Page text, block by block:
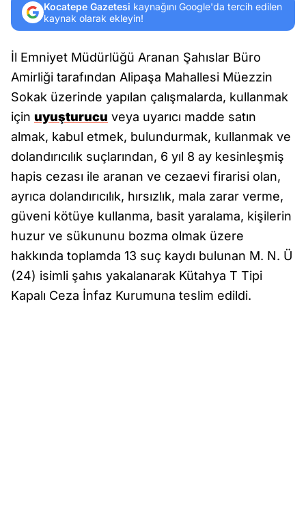
Kocatepe Gazetesi kaynağını Google'da tercih edilen
kaynak olarak ekleyin!
İl Emniyet Müdürlüğü Aranan Şahıslar Büro
Amirliği tarafından Alipaşa Mahallesi Müezzin
Sokak üzerinde yapılan çalışmalarda, kullanmak
için uyuşturucu veya uyarıcı madde satın
almak, kabul etmek, bulundurmak, kullanmak ve
dolandırıcılık suçlarından, 6 yıl 8 ay kesinleşmiş
hapis cezası ile aranan ve cezaevi firarisi olan,
ayrıca dolandırıcılık, hırsızlık, mala zarar verme,
güveni kötüye kullanma, basit yaralama, kişilerin
huzur ve sükununu bozma olmak üzere
hakkında toplamda 13 suç kaydı bulunan M. N. Ü
(24) isimli şahıs yakalanarak Kütahya T Tipi
Kapalı Ceza İnfaz Kurumuna teslim edildi.